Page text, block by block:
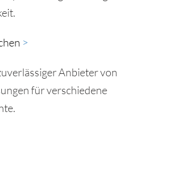
>​
Anbieter von
für verschiedene